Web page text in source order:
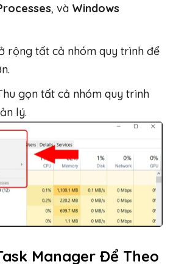
, và Windows
rộng tất cả nhóm quy trình để
gọn tất cả nhóm quy trình
lý.
Manager Để Theo